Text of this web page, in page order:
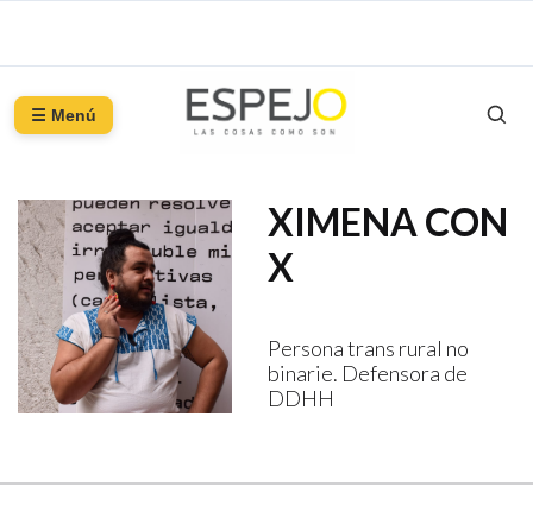
☰ Menú
XIMENA CON
X
Persona trans rural no
binarie. Defensora de
DDHH